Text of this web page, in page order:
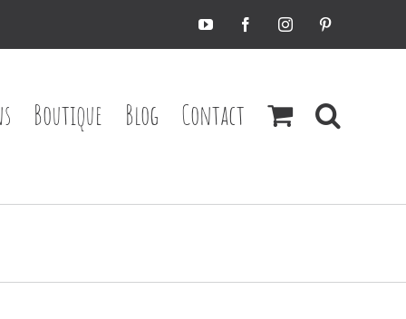
YouTubeFacebookInstagramPinterest
Boutique Blog Contact